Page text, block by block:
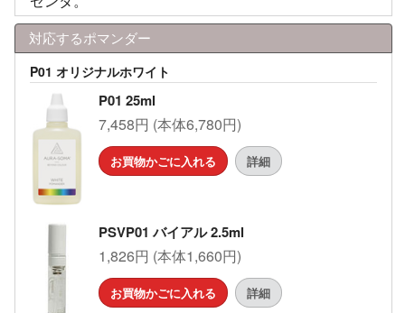
対応するポマンダー
P01 オリジナルホワイト
P01 25ml
7,458円 (本体6,780円)
お買物かごに入れる 詳細
PSVP01 バイアル 2.5ml
1,826円 (本体1,660円)
お買物かごに入れる 詳細